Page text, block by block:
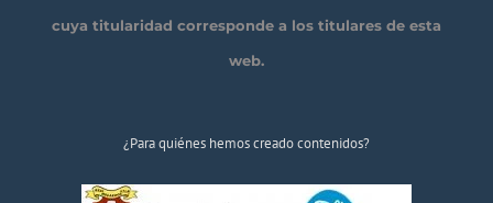
cuya titularidad corresponde a los titulares de esta
web.
¿Para quiénes hemos creado contenidos?